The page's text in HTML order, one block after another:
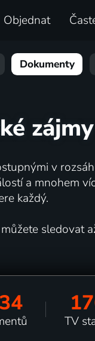
Objednat
Dokumenty
v
a mnohem
každý.
TV